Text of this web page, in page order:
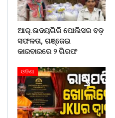
ଆର୍.ଉଦୟଗିରି ପୋଲିସର ବଡ଼
ସଫଳତା, ଗଞ୍ଜେଇ
କାରବାରରେ ୨ ଗିରଫ
ଓଡିଶା